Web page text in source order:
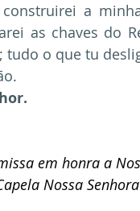
a
as chaves do
tudo o que tu
em honra a
Nossa